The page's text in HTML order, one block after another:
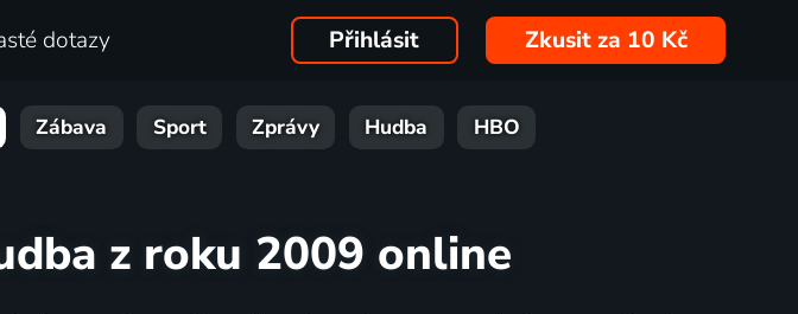
dotazy Přihlásit Zkusit za 10 Kč
Zábava Sport Zprávy Hudba HBO
z roku 2009 online